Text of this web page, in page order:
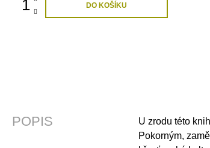
DO KOŠÍKU
POPIS
U zrodu této
Pokorným,